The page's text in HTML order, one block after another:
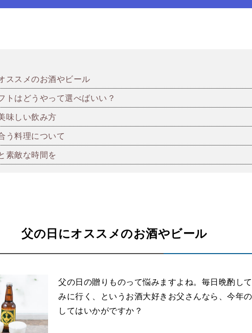
ススメのお酒やビール
トはどうやって選べばいい？
味しい飲み方
う料理について
素敵な時間を
父の日にオススメのお酒やビール
父の日の贈りものって悩みますよね。毎日晩酌し
みに行く、というお酒大好きお父さんなら、今年
してはいかがですか？